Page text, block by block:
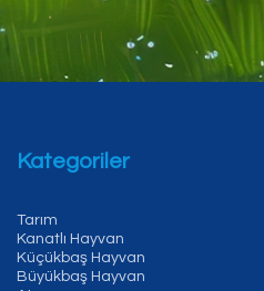
Kategoriler
Tarım
Kanatlı Hayvan
Küçükbaş Hayvan
Büyükbaş Hayvan